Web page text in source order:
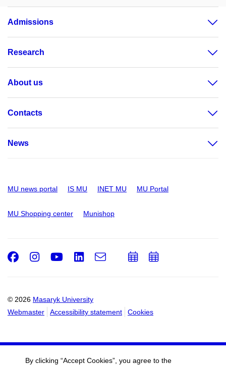
Admissions
Research
About us
Contacts
News
MU news portal IS MU INET MU MU Portal
MU Shopping center Munishop
© 2026 Masaryk University
Webmaster
Accessibility statement Cookies
Facebook
Instagram
Youtube
LinkedIn
e-
AddAdd
By clicking “Accept Cookies”, you agree to the